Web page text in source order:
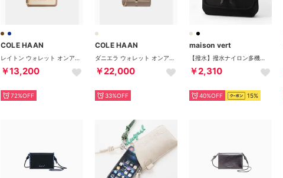
COLE HAAN
￥13,200
72%OFF
COLE HAAN
￥22,000
33%OFF
maison vert
￥2,310
40%OFF 15%